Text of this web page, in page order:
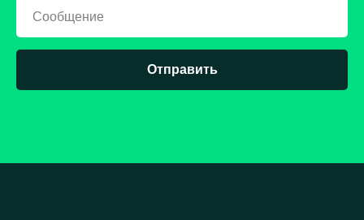
Отправить